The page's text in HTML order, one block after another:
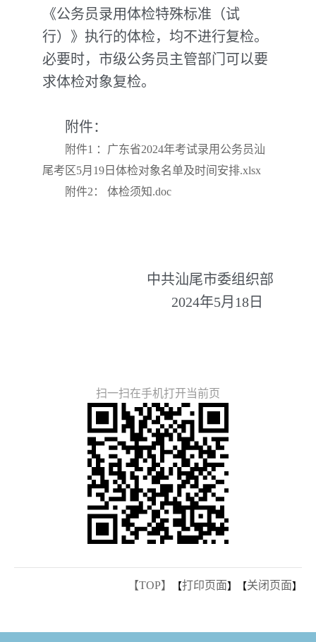
《公务员录用体检特殊标准（试
行）》执行的体检，均不进行复检。
必要时，市级公务员主管部门可以要
求体检对象复检。
附件：
附件1 ：广东省2024年考试录用公务员汕
尾考区5月19日体检对象名单及时间安排.xlsx
附件2： 体检须知.doc
中共汕尾市委组织部
2024年5月18日
扫一扫在手机打开当前页
【TOP】 【打印页面】【关闭页面】